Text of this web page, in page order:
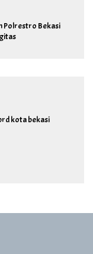
Polrestro Bekasi
kota bekasi